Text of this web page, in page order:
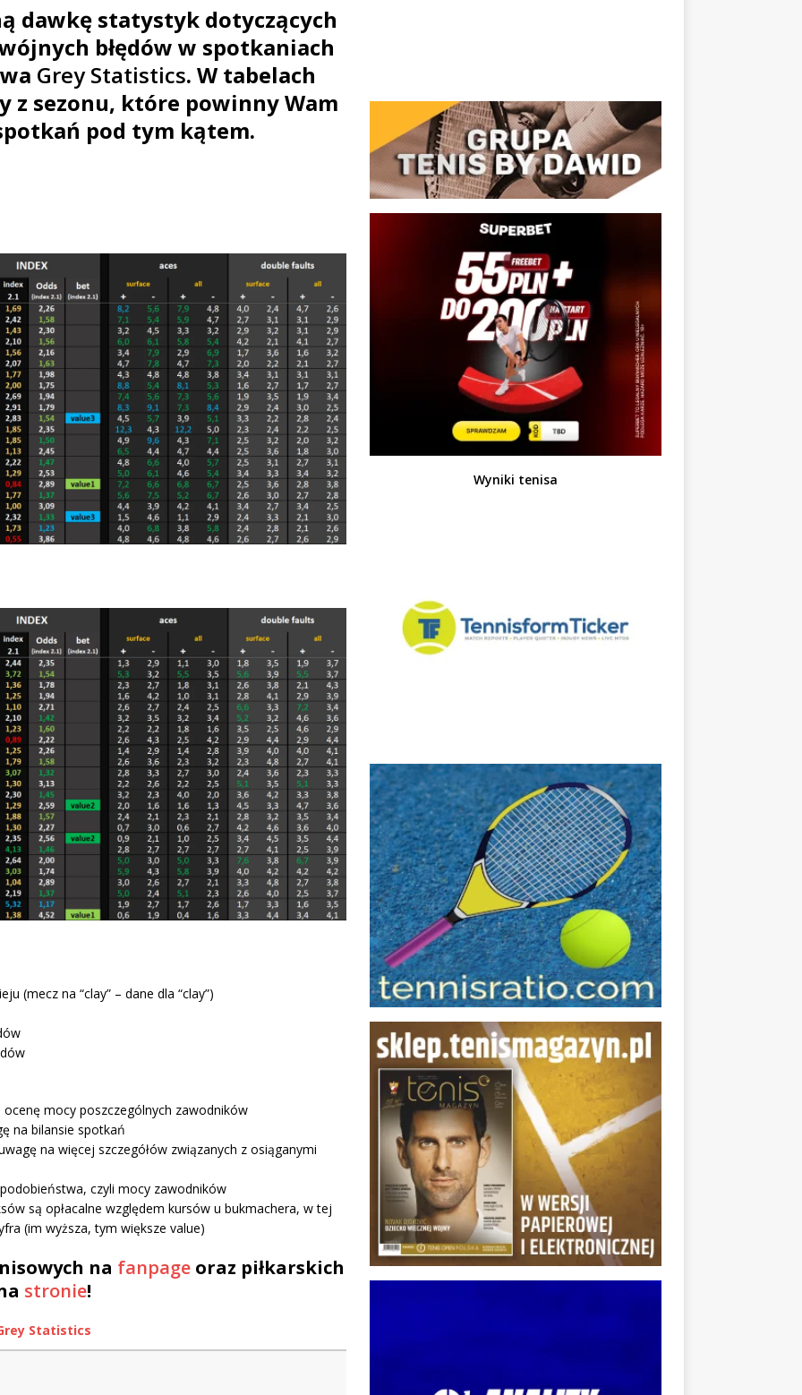
dawkę statystyk dotyczących
błędów w spotkaniach
Grey Statistics. W tabelach
z sezonu, które powinny Wam
pod tym kątem.
(mecz na “clay” – dane dla “clay”)
ocenę mocy poszczególnych zawodników
na bilansie spotkań
na więcej szczegółów związanych z osiąganymi
czyli mocy zawodników
są opłacalne względem kursów u bukmachera, w tej
(im wyższa, tym większe value)
na fanpage oraz piłkarskich
stronie!
Statistics
Wyniki tenisa